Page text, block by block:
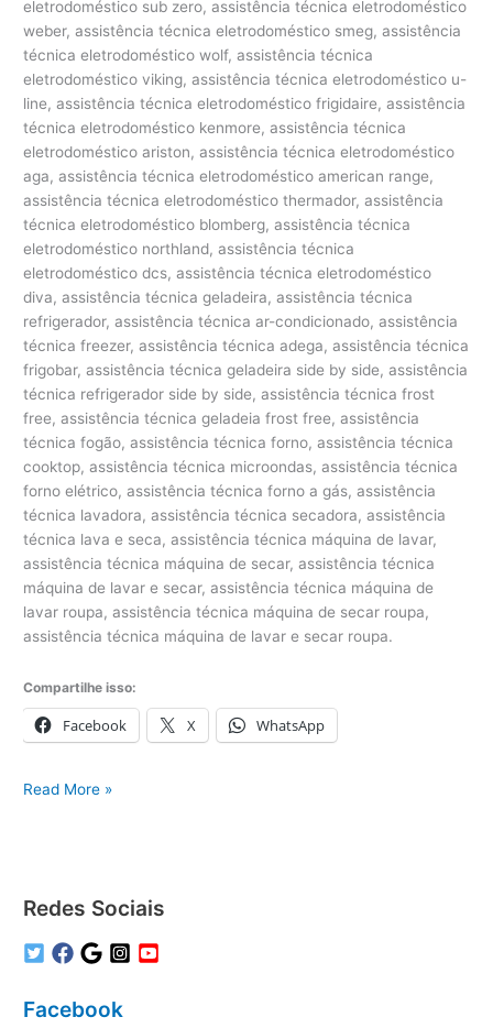
Compartilhe isso:
Facebook X WhatsApp
Assistência
Read More »
Redes Sociais
Facebook